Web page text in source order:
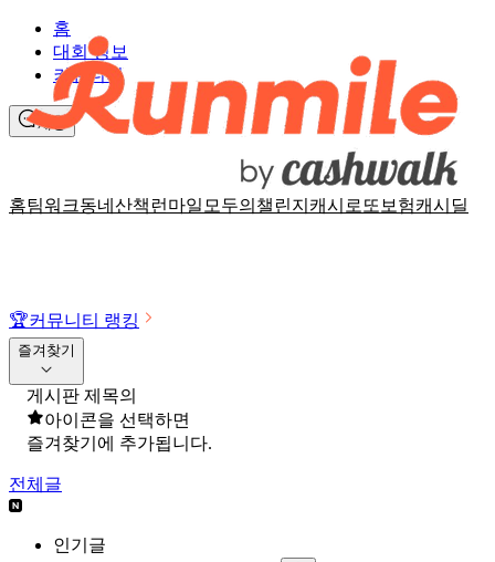
홈팀워크동네산책 런마일 모두의챌린지 캐시로또 보험캐시딜
홈
대회 정보
커뮤니티
채팅
🏆커뮤니티 랭킹
즐겨찾기
게시판 제목의
아이콘을 선택하면
즐겨찾기에 추가됩니다.
전체글
인기글